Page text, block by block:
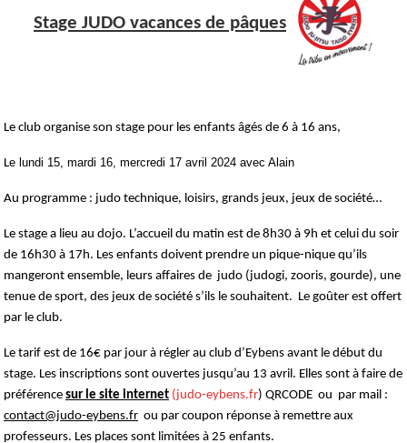
Stage JUDO vacances de pâques
Le club organise son stage pour les enfants âgés de 6 à 16 ans,
Le lundi 15, mardi 16, mercredi 17 avril 2024 avec Alain
Au programme : judo technique, loisirs, grands jeux, jeux de société…
Le stage a lieu au dojo. L’accueil du matin est de 8h30 à 9h et celui du soir
de 16h30 à 17h. Les enfants doivent prendre un pique-nique qu’ils
mangeront ensemble, leurs affaires de  judo (judogi, zooris, gourde), une
tenue de sport, des jeux de société s’ils le souhaitent.  Le goûter est offert
par le club.
Le tarif est de 16€ par jour à régler au club d’Eybens avant le début du
stage. Les inscriptions sont ouvertes jusqu’au 13 avril. Elles sont à faire de
préférence sur le site internet (judo-eybens.fr
contact@judo-eybens.fr ou par coupon réponse à remettre aux
professeurs. Les places sont limitées à 25 enfants.